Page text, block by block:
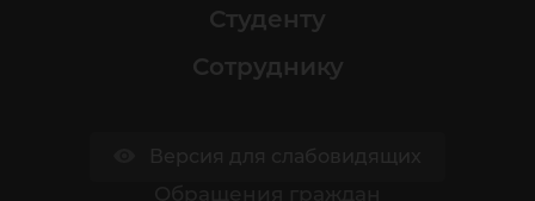
Студенту
Сотруднику